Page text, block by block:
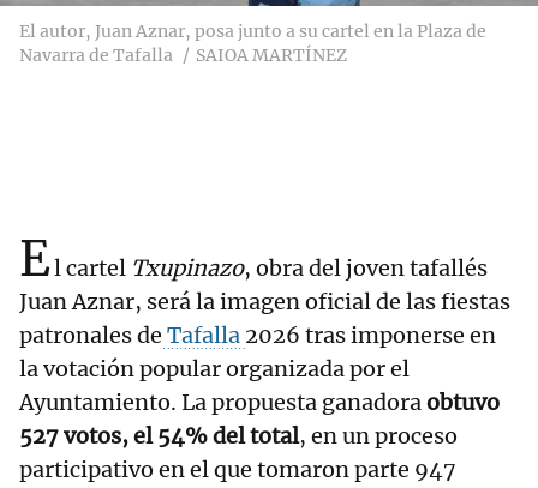
El autor, Juan Aznar, posa junto a su cartel en la Plaza de
Navarra de Tafalla
SAIOA MARTÍNEZ
El cartel Txupinazo, obra del joven tafallés
Juan Aznar, será la imagen oficial de las fiestas
patronales de Tafalla 2026 tras imponerse en
la votación popular organizada por el
Ayuntamiento. La propuesta ganadoraobtuvo
527 votos, el 54% del total, en un proceso
participativo en el que tomaron parte 947